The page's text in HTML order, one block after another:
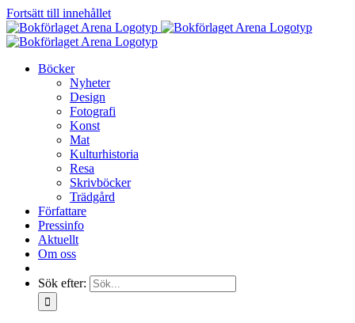
Fortsätt till innehållet
Böcker
Nyheter
Design
Fotografi
Konst
Mat
Kulturhistoria
Resa
Skrivböcker
Trädgård
Författare
Pressinfo
Aktuellt
Om oss
Sök efter: